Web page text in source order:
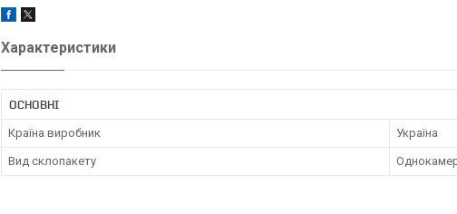
Характеристики
ОСНОВНІ
Країна виробник Україна
Вид склопакету